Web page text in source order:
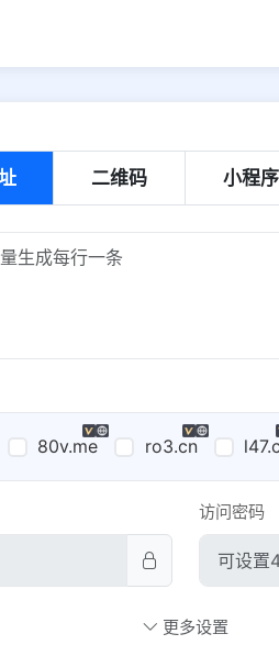
二维码 小程序
80v.me ro3.cn
访问密码
平台设置
更多设置